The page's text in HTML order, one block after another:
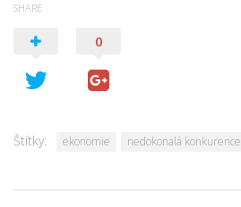
SHARE
0
Štítky: ekonomie nedokonalá konkurence